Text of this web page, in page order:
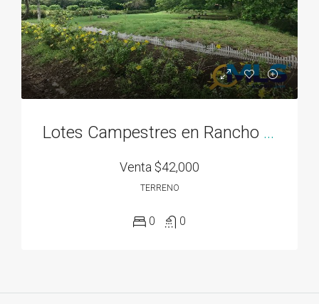
Lotes Campestres en Rancho Los Sueños desde 700M2, El Espave, Chame
Venta $42,000
TERRENO
0 0